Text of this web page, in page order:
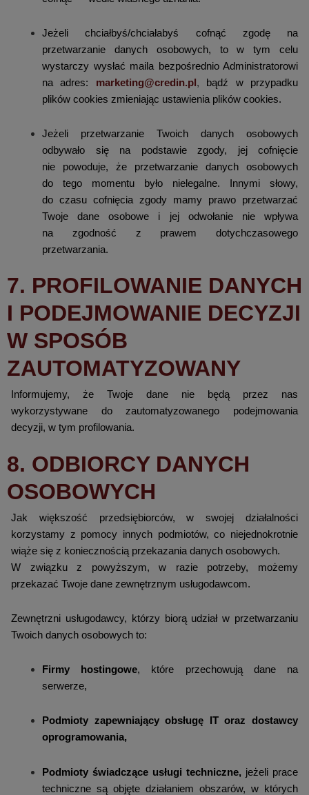
Jeżeli chciałbyś/chciałabyś cofnąć zgodę na
przetwarzanie danych osobowych, to w tym celu
wystarczy wysłać maila bezpośrednio Administratorowi
na adres: marketing@credin.pl, bądź w przypadku
plików cookies zmieniając ustawienia plików cookies.
Jeżeli przetwarzanie Twoich danych osobowych
odbywało się na podstawie zgody, jej cofnięcie
nie powoduje, że przetwarzanie danych osobowych
do tego momentu było nielegalne. Innymi słowy,
do czasu cofnięcia zgody mamy prawo przetwarzać
Twoje dane osobowe i jej odwołanie nie wpływa
na zgodność z prawem dotychczasowego
przetwarzania.
7. PROFILOWANIE DANYCH
I PODEJMOWANIE DECYZJI
W SPOSÓB
ZAUTOMATYZOWANY
Informujemy, że Twoje dane nie będą przez nas
wykorzystywane do zautomatyzowanego podejmowania
decyzji, w tym profilowania.
8. ODBIORCY DANYCH
OSOBOWYCH
Jak większość przedsiębiorców, w swojej działalności
korzystamy z pomocy innych podmiotów, co niejednokrotnie
wiąże się z koniecznością przekazania danych osobowych.
W związku z powyższym, w razie potrzeby, możemy
przekazać Twoje dane zewnętrznym usługodawcom.
Zewnętrzni usługodawcy, którzy biorą udział w przetwarzaniu
Twoich danych osobowych to:
Firmy hostingowe, które przechowują dane na
serwerze,
Podmioty zapewniający obsługę IT oraz dostawcy
oprogramowania,
Podmioty świadczące usługi techniczne, jeżeli prace
techniczne są objęte działaniem obszarów, w których